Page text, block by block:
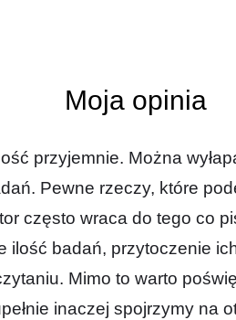
Moja opinia
przyjemnie. Można
Pewne rzeczy, które
często wraca do tego co
ilość badań, przytoczenie
Mimo to warto
inaczej spojrzymy na